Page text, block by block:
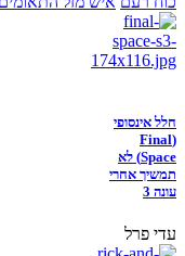
חלל אינסופי
(Final
Space) לא
תמשיך אחרי
עונה 3
עדי פרל